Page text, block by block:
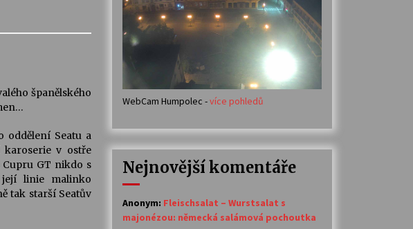
30. 7. 2026
Votavžatský ploty
23. 7. 2026
14. 7. 2026
Novenka v
30. 6. 2026
španělského
oddělení Seatu a
karoserie v ostře
GT nikdo s
linie malinko
tak starší Seatův
WebCam Humpolec -více pohledů
Nejnovější komentáře
Anonym: Fleischsalat – Wurstsalat s
majonézou: německá salámová pochoutka